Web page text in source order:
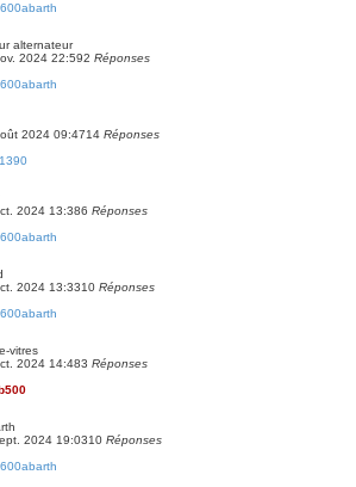
alternateur
2024 22:592 Réponses
2024 09:4714 Réponses
2024 13:386 Réponses
2024 13:3310 Réponses
vitres
2024 14:483 Réponses
2024 19:0310 Réponses